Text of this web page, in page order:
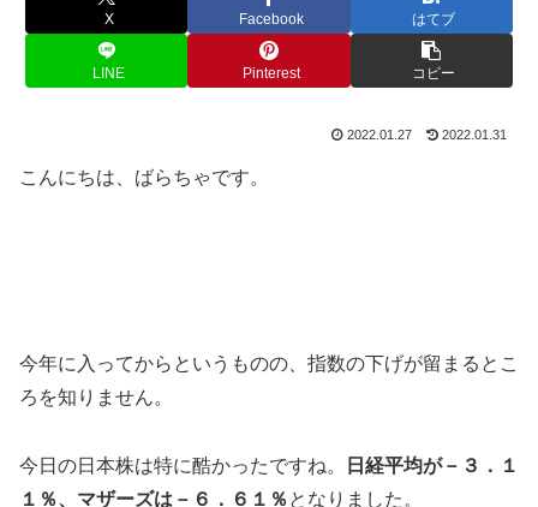
X Facebook はてブ
LINE Pinterest コピー
2022.01.27 2022.01.31
こんにちは、ばらちゃです。
今年に入ってからというものの、指数の下げが留まるとこ
ろを知りません。
今日の日本株は特に酷かったですね。
日経平均が－３．１
１％、マザーズは－６．６１％ となりました。